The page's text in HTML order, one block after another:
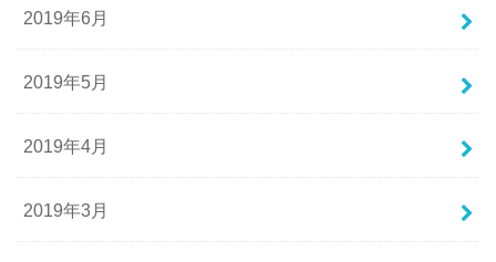
2019年6月
2019年5月
2019年4月
2019年3月